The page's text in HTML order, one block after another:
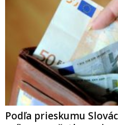
Podľa prieskumu